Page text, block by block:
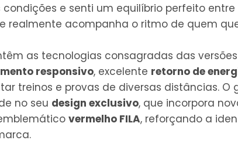
e senti um equilíbrio perfeito
realmente acompanha o ritmo de quem
as tecnologias consagradas das
responsivo, excelente retorno de
treinos e provas de diversas distâncias. O
no seu design exclusivo, que incorpora
vermelho FILA, reforçando a